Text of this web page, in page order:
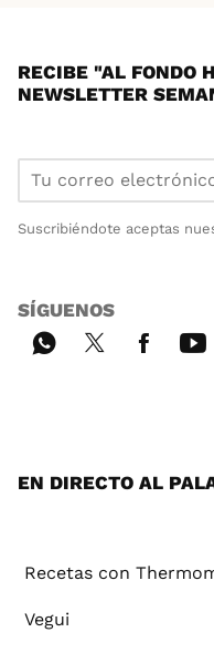
RECIBE "AL FONDO
NEWSLETTER
Suscribiéndote aceptas
SÍGUENOS
EN DIRECTO AL
Recetas con
Vegui